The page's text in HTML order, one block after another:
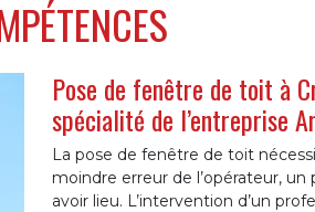
Pose de fenêtre de toit à
spécialité de l’entreprise
La pose de fenêtre de toit
moindre erreur de l’opérateur,
avoir lieu. L’intervention d’un